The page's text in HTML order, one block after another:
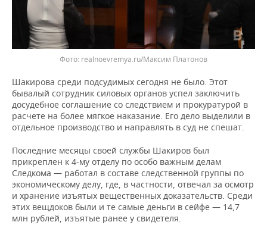
realnoevremya.ru/Максим Платонов
Шакирова среди подсудимых сегодня не было. Этот
бывалый сотрудник силовых органов успел заключить
досудебное соглашение со следствием и прокуратурой в
расчете на более мягкое наказание. Его дело выделили в
отдельное производство и направлять в суд не спешат.
Последние месяцы своей службы Шакиров был
прикреплен к 4-му отделу по особо важным делам
Следкома — работал в составе следственной группы по
экономическому делу, где, в частности, отвечал за осмотр
и хранение изъятых вещественных доказательств. Среди
этих вещдоков были и те самые деньги в сейфе — 14,7
млн рублей, изъятые ранее у свидетеля.